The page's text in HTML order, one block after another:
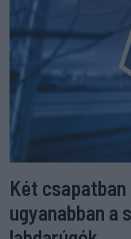
Két
ugyanabban a